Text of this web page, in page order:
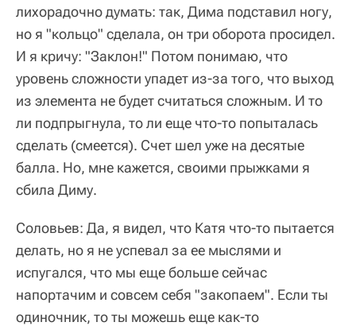
лихорадочно думать: так, Дима подставил ногу,
но я "кольцо" сделала, он три оборота просидел.
И я кричу: "Заклон!" Потом понимаю, что
уровень сложности упадет из-за того, что выход
из элемента не будет считаться сложным. И то
ли подпрыгнула, то ли еще что-то попыталась
сделать (смеется). Счет шел уже на десятые
балла. Но, мне кажется, своими прыжками я
сбила Диму.
Соловьев: Да, я видел, что Катя что-то пытается
делать, но я не успевал за ее мыслями и
испугался, что мы еще больше сейчас
напортачим и совсем себя "закопаем". Если ты
одиночник, то ты можешь еще как-то